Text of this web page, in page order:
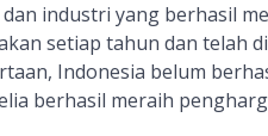
industri yang berhasil
setiap tahun dan telah
Indonesia belum
berhasil meraih